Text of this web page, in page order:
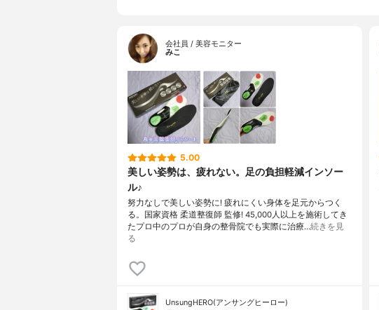
会社員 / 美容モニター
みこ
5.00
美しい姿勢は、疲れない。足の負担軽減インソー
ル♪
努力なしで美しい姿勢に! 疲れにくい身体を足元からつく
る。国家資格 柔道整復師 監修! 45,000人以上を施術してき
たプロ中のプロが自身の整骨院でも実際に治療…続きを見
る
UnsungHERO(アンサングヒーロー)